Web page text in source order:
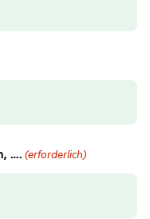
…. (erforderlich)